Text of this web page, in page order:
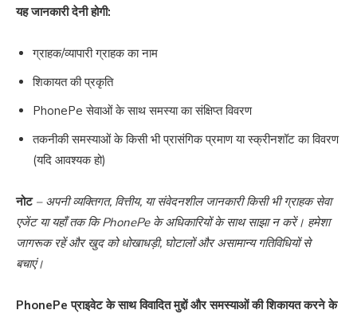
यह जानकारी देनी होगी:
ग्राहक/व्यापारी ग्राहक का नाम
शिकायत की प्रकृति
PhonePe सेवाओं के साथ समस्या का संक्षिप्त विवरण
तकनीकी समस्याओं के किसी भी प्रासंगिक प्रमाण या स्क्रीनशॉट का विवरण
(यदि आवश्यक हो)
नोट – अपनी व्यक्तिगत, वित्तीय, या संवेदनशील जानकारी किसी भी ग्राहक सेवा
एजेंट या यहाँ तक कि PhonePe के अधिकारियों के साथ साझा न करें। हमेशा
जागरूक रहें और खुद को धोखाधड़ी, घोटालों और असामान्य गतिविधियों से
बचाएं।
PhonePe प्राइवेट के साथ विवादित मुद्दों और समस्याओं की शिकायत करने के